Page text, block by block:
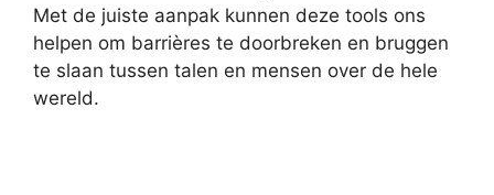
Met de juiste aanpak kunnen deze tools ons
helpen om barrières te doorbreken en bruggen
te slaan tussen talen en mensen over de hele
wereld.